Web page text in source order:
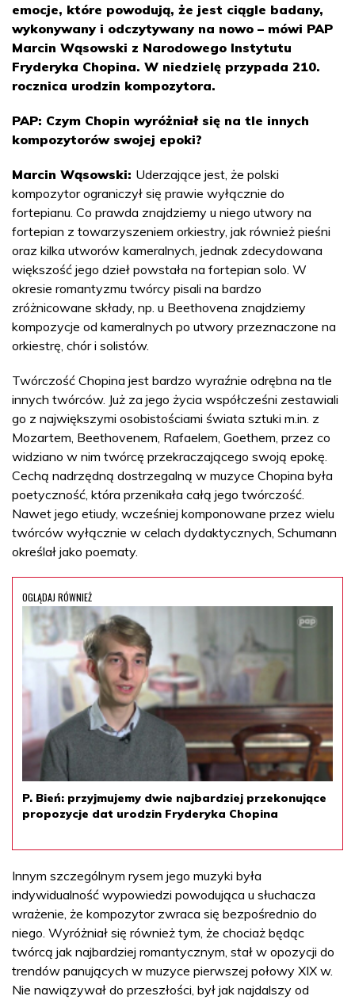
emocje, które powodują, że jest ciągle badany,
wykonywany i odczytywany na nowo – mówi PAP
Marcin Wąsowski z Narodowego Instytutu
Fryderyka Chopina. W niedzielę przypada 210.
rocznica urodzin kompozytora.
PAP: Czym Chopin wyróżniał się na tle innych
kompozytorów swojej epoki?
Marcin Wąsowski: Uderzające jest, że polski
kompozytor ograniczył się prawie wyłącznie do
fortepianu. Co prawda znajdziemy u niego utwory na
fortepian z towarzyszeniem orkiestry, jak również pieśni
oraz kilka utworów kameralnych, jednak zdecydowana
większość jego dzieł powstała na fortepian solo. W
okresie romantyzmu twórcy pisali na bardzo
zróżnicowane składy, np. u Beethovena znajdziemy
kompozycje od kameralnych po utwory przeznaczone na
orkiestrę, chór i solistów.
Twórczość Chopina jest bardzo wyraźnie odrębna na tle
innych twórców. Już za jego życia współcześni zestawiali
go z największymi osobistościami świata sztuki m.in. z
Mozartem, Beethovenem, Rafaelem, Goethem, przez co
widziano w nim twórcę przekraczającego swoją epokę.
Cechą nadrzędną dostrzegalną w muzyce Chopina była
poetyczność, która przenikała całą jego twórczość.
Nawet jego etiudy, wcześniej komponowane przez wielu
twórców wyłącznie w celach dydaktycznych, Schumann
określał jako poematy.
OGLĄDAJ RÓWNIEŻ
P. Bień: przyjmujemy dwie najbardziej przekonujące
propozycje dat urodzin Fryderyka Chopina
Innym szczególnym rysem jego muzyki była
indywidualność wypowiedzi powodująca u słuchacza
wrażenie, że kompozytor zwraca się bezpośrednio do
niego. Wyróżniał się również tym, że chociaż będąc
twórcą jak najbardziej romantycznym, stał w opozycji do
trendów panujących w muzyce pierwszej połowy XIX w.
Nie nawiązywał do przeszłości, był jak najdalszy od